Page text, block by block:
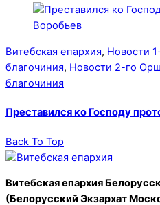
Витебская епархия, Новости
благочиния, Новости 2-го
благочиния
Преставился ко Господу
Back To Top
Витебская епархия
(Белорусский Экзархат